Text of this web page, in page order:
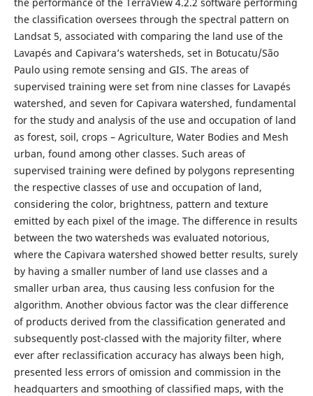
the classification oversees through the spectral pattern on
Landsat 5, associated with comparing the land use of the
Lavapés and Capivara’s watersheds, set in Botucatu/São
Paulo using remote sensing and GIS. The areas of
supervised training were set from nine classes for Lavapés
watershed, and seven for Capivara watershed, fundamental
for the study and analysis of the use and occupation of land
as forest, soil, crops – Agriculture, Water Bodies and Mesh
urban, found among other classes. Such areas of
supervised training were defined by polygons representing
the respective classes of use and occupation of land,
considering the color, brightness, pattern and texture
emitted by each pixel of the image. The difference in results
between the two watersheds was evaluated notorious,
where the Capivara watershed showed better results, surely
by having a smaller number of land use classes and a
smaller urban area, thus causing less confusion for the
algorithm. Another obvious factor was the clear difference
of products derived from the classification generated and
subsequently post-classed with the majority filter, where
ever after reclassification accuracy has always been high,
presented less errors of omission and commission in the
headquarters and smoothing of classified maps, with the